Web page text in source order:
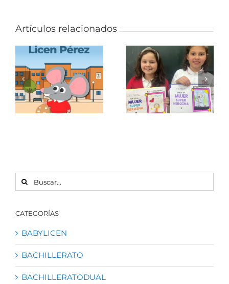
Artículos relacionados
Ratón Licen
Pérez
8 M Día
Internacional
de la Mujer
BUSCAR:
CATEGORÍAS
BABYLICEN
BACHILLERATO
BACHILLERATODUAL